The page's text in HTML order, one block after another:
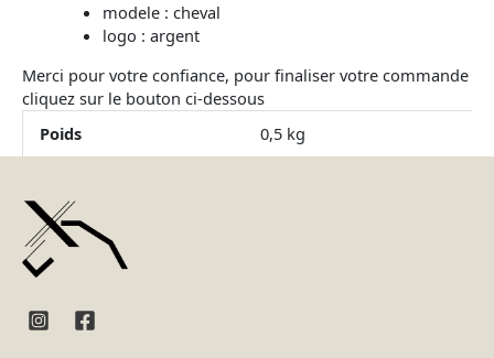
modele : cheval
logo : argent
Merci pour votre confiance, pour finaliser votre commande
cliquez sur le bouton ci-dessous
Poids
0,5 kg